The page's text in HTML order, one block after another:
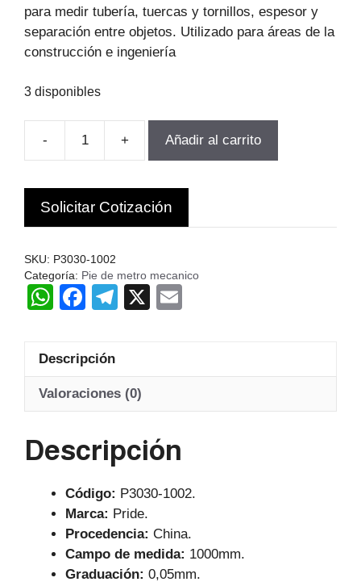
para medir tubería, tuercas y tornillos, espesor y
separación entre objetos. Utilizado para áreas de la
construcción e ingeniería
3 disponibles
-
METRO
MECANICO
40"-1000MM
200MM
PRIDE
cantidad
+ Añadir al carrito
Solicitar Cotización
SKU: P3030-1002
Categoría: Pie de metro mecanico
W
at
s
A
p
F
c
e
b
o
T
gr
a
X
Descripción
Valoraciones (0)
Descripción
Código: P3030-1002.
Marca: Pride.
Procedencia: China.
Campo de medida: 1000mm.
Graduación: 0,05mm.